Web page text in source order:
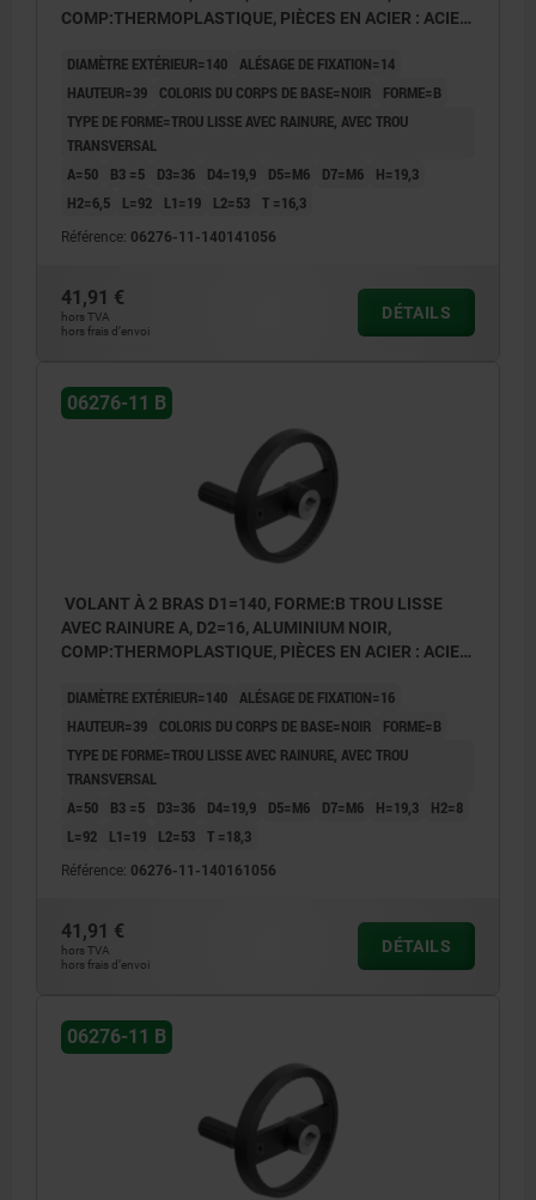
COMP:THERMOPLASTIQUE, PIÈCES EN ACIER : ACIER,
DIAMÈTRE EXTÉRIEUR=140 ALÉSAGE DE FIXATION=14
HAUTEUR=39
COLORIS DU CORPS DE BASE=NOIR
FORME=B
TYPE DE FORME=TROU LISSE AVEC RAINURE, AVEC TROU
TRANSVERSAL
A=50
B3 =5 D3=36 D4=19,9 D5=M6 D7=M6
H=19,3
H2=6,5
L=92 L1=19 L2=53 T =16,3
Référence: 06276-11-140141056
41,91 €
hors TVA
hors frais d’envoi
DÉTAILS
06276-11 B
VOLANT À 2 BRAS D1=140, FORME:B TROU LISSE
AVEC RAINURE A, D2=16, ALUMINIUM NOIR,
COMP:THERMOPLASTIQUE, PIÈCES EN ACIER : ACIER,
DIAMÈTRE EXTÉRIEUR=140 ALÉSAGE DE FIXATION=16
HAUTEUR=39
COLORIS DU CORPS DE BASE=NOIR
FORME=B
TYPE DE FORME=TROU LISSE AVEC RAINURE, AVEC TROU
TRANSVERSAL
A=50
B3 =5 D3=36 D4=19,9 D5=M6 D7=M6 H=19,3
H2=8
L=92
L1=19 L2=53 T =18,3
Référence: 06276-11-140161056
41,91 €
hors TVA
hors frais d’envoi
DÉTAILS
06276-11 B